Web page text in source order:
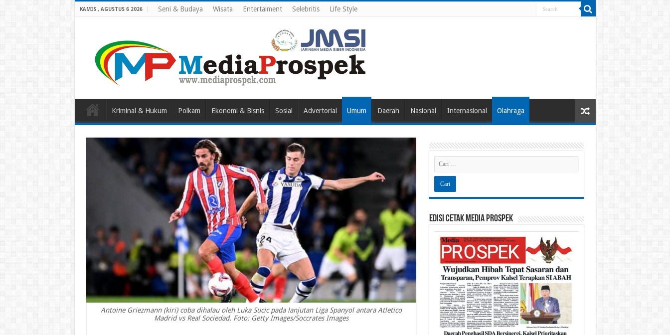
KAMIS , AGUSTUS 6 2026 Seni & Budaya Wisata Entertaiment Selebritis Life Style
Kriminal & Hukum Polkam Ekonomi & Bisnis Sosial Advertorial Umum Daerah Nasional Internasional Olahraga
Antoine Griezmann (kiri) coba dihalau oleh Luka Sucic pada lanjutan Liga Spanyol antara Atletico
Madrid vs Real Sociedad. Foto: Getty Images/Soccrates Images
Edisi Cetak Media Prospek